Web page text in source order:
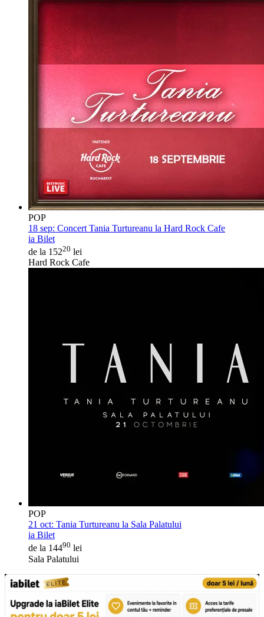
POP
18 sep: Concert Tania Turtureanu la Hard Rock Cafe
ia Bilet
de la 15220 lei
Hard Rock Cafe
POP
21 oct: Tania Turtureanu la Sala Palatului
ia Bilet
de la 14490 lei
Sala Palatului